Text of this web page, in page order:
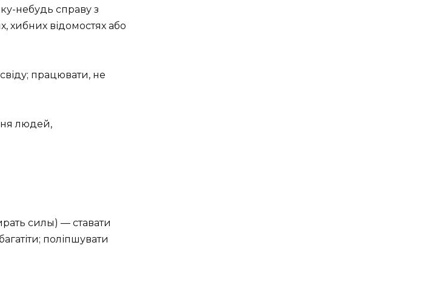
небудь справу з
хибних відомостях або
працювати, не
людей,
силы) — ставати
поліпшувати